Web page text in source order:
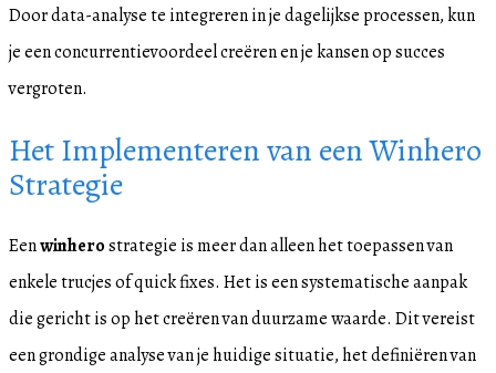
Door data-analyse te integreren in je dagelijkse processen, kun
je een concurrentievoordeel creëren en je kansen op succes
vergroten.
Het Implementeren van een Winhero
Strategie
Eenwinherostrategie is meer dan alleen het toepassen van
enkele trucjes of quick fixes. Het is een systematische aanpak
die gericht is op het creëren van duurzame waarde. Dit vereist
een grondige analyse van je huidige situatie, het definiëren van